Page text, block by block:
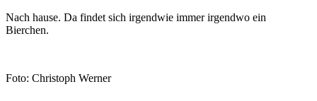
Nach hause. Da findet sich irgendwie immer irgendwo ein
Bierchen.
Foto: Christoph Werner